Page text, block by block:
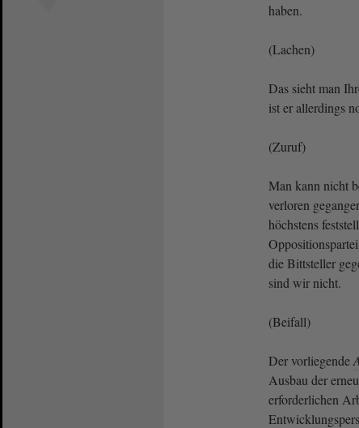
haben.
(Lachen)
Das sieht man
ist er allerdings
(Zuruf)
Man kann nicht
verloren
höchstens
die Bittsteller
sind wir nicht.
(Beifall)
Der vorliegende
Ausbau der
erforderlichen